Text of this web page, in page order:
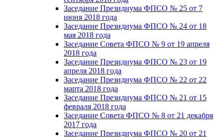
Заседание Президиума ФПСО № 25 от 7
июня 2018 года
Заседание Президиума ФПСО № 24 от 18
мая 2018 года
Заседание Совета ФПСО № 9 от 19 апреля
2018 года
Заседание Президиума ФПСО № 23 от 19
апреля 2018 года
Заседание Президиума ФПСО № 22 от 22
марта 2018 года
Заседание Президиума ФПСО № 21 от 15
февраля 2018 года
Заседание Совета ФПСО № 8 от 21 декабря
2017 года
Заседание Президиума ФПСО № 20 от 21